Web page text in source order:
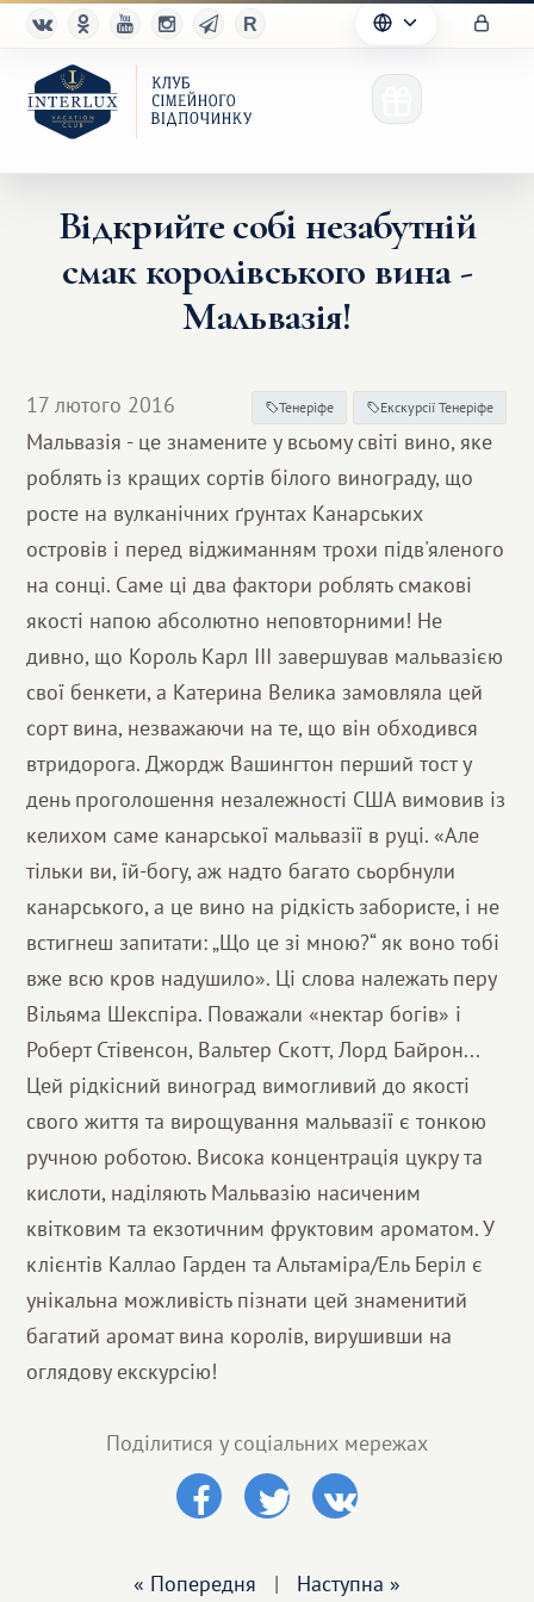
Клуб
Благотворительность
Відкрийте собі незабутній
смак королівського вина -
Мальвазія!
17 лютого 2016 Тенеріфе Екскурсії Тенеріфе
Мальвазія - це знамените у всьому світі вино, яке
роблять із кращих сортів білого винограду, що
росте на вулканічних ґрунтах Канарських
островів і перед віджиманням трохи підв'яленого
на сонці. Саме ці два фактори роблять смакові
якості напою абсолютно неповторними! Не
дивно, що Король Карл III завершував мальвазією
свої бенкети, а Катерина Велика замовляла цей
сорт вина, незважаючи на те, що він обходився
втридорога. Джордж Вашингтон перший тост у
день проголошення незалежності США вимовив із
келихом саме канарської мальвазії в руці. «Але
тільки ви, їй-богу, аж надто багато сьорбнули
канарського, а це вино на рідкість забористе, і не
встигнеш запитати: „Що це зі мною?“ як воно тобі
вже всю кров надушило». Ці слова належать перу
Вільяма Шекспіра. Поважали «нектар богів» і
Роберт Стівенсон, Вальтер Скотт, Лорд Байрон...
Цей рідкісний виноград вимогливий до якості
свого життя та вирощування мальвазії є тонкою
ручною роботою. Висока концентрація цукру та
кислоти, наділяють Мальвазію насиченим
квітковим та екзотичним фруктовим ароматом. У
клієнтів Каллао Гарден та Альтаміра/Ель Беріл є
унікальна можливість пізнати цей знаменитий
багатий аромат вина королів, вирушивши на
оглядову екскурсію!
Поділитися у соціальних мережах
« Попередня | Наступна »